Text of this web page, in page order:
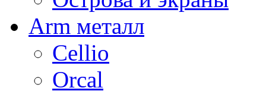
Arm металл
Cellio
Orcal